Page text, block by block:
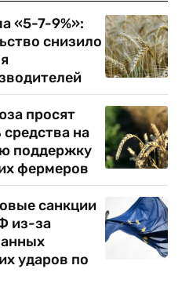
«5-7-9%»:
снизило
просят
на
поддержку
фермеров
санкции
из-за
ударов по